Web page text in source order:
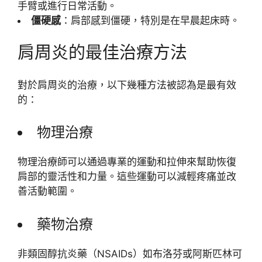
手臂或進行日常活動。
僵硬感：肩部感到僵硬，特別是在早晨起床時。
肩周炎的最佳治療方法
對於肩周炎的治療，以下幾種方法被認為是最有效
的：
物理治療
物理治療師可以通過專業的運動和拉伸來幫助恢復
肩部的靈活性和力量。這些運動可以減輕疼痛並改
善活動範圍。
藥物治療
非類固醇抗炎藥（NSAIDs）如布洛芬或阿斯匹林可